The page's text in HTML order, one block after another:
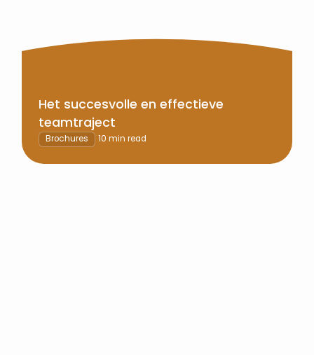
Het succesvolle en effectieve
teamtraject
Brochures 10 min read